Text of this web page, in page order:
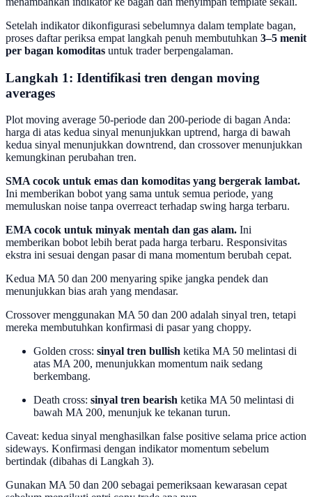
Setelah indikator dikonfigurasi sebelumnya dalam template bagan,
proses daftar periksa empat langkah penuh membutuhkan 3–5 menit
per bagan komoditas untuk trader berpengalaman.
Langkah 1: Identifikasi tren dengan moving
averages
Plot moving average 50-periode dan 200-periode di bagan Anda:
harga di atas kedua sinyal menunjukkan uptrend, harga di bawah
kedua sinyal menunjukkan downtrend, dan crossover menunjukkan
kemungkinan perubahan tren.
SMA cocok untuk emas dan komoditas yang bergerak lambat.
Ini memberikan bobot yang sama untuk semua periode, yang
memuluskan noise tanpa overreact terhadap swing harga terbaru.
EMA cocok untuk minyak mentah dan gas alam. Ini
memberikan bobot lebih berat pada harga terbaru. Responsivitas
ekstra ini sesuai dengan pasar di mana momentum berubah cepat.
Kedua MA 50 dan 200 menyaring spike jangka pendek dan
menunjukkan bias arah yang mendasar.
Crossover menggunakan MA 50 dan 200 adalah sinyal tren, tetapi
mereka membutuhkan konfirmasi di pasar yang choppy.
Golden cross: sinyal tren bullish ketika MA 50 melintasi di
atas MA 200, menunjukkan momentum naik sedang
berkembang.
Death cross: sinyal tren bearish ketika MA 50 melintasi di
bawah MA 200, menunjuk ke tekanan turun.
Caveat: kedua sinyal menghasilkan false positive selama price action
sideways. Konfirmasi dengan indikator momentum sebelum
bertindak (dibahas di Langkah 3).
Gunakan MA 50 dan 200 sebagai pemeriksaan kewarasan cepat